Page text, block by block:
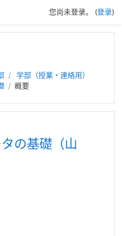
您尚未登录。 (登录)
学部（授業・連絡用）
概要
の基礎（山